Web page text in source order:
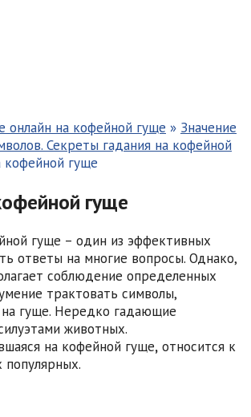
онлайн на кофейной гуще » Значение
Секреты гадания на кофейной
кофейной гуще
гуще
гуще – один из эффективных
ответы на многие вопросы. Однако,
соблюдение определенных
трактовать символы,
на гуще. Нередко гадающие
животных.
на кофейной гуще, относится к